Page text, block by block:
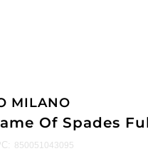
MILANO
Of Spades
850051043095